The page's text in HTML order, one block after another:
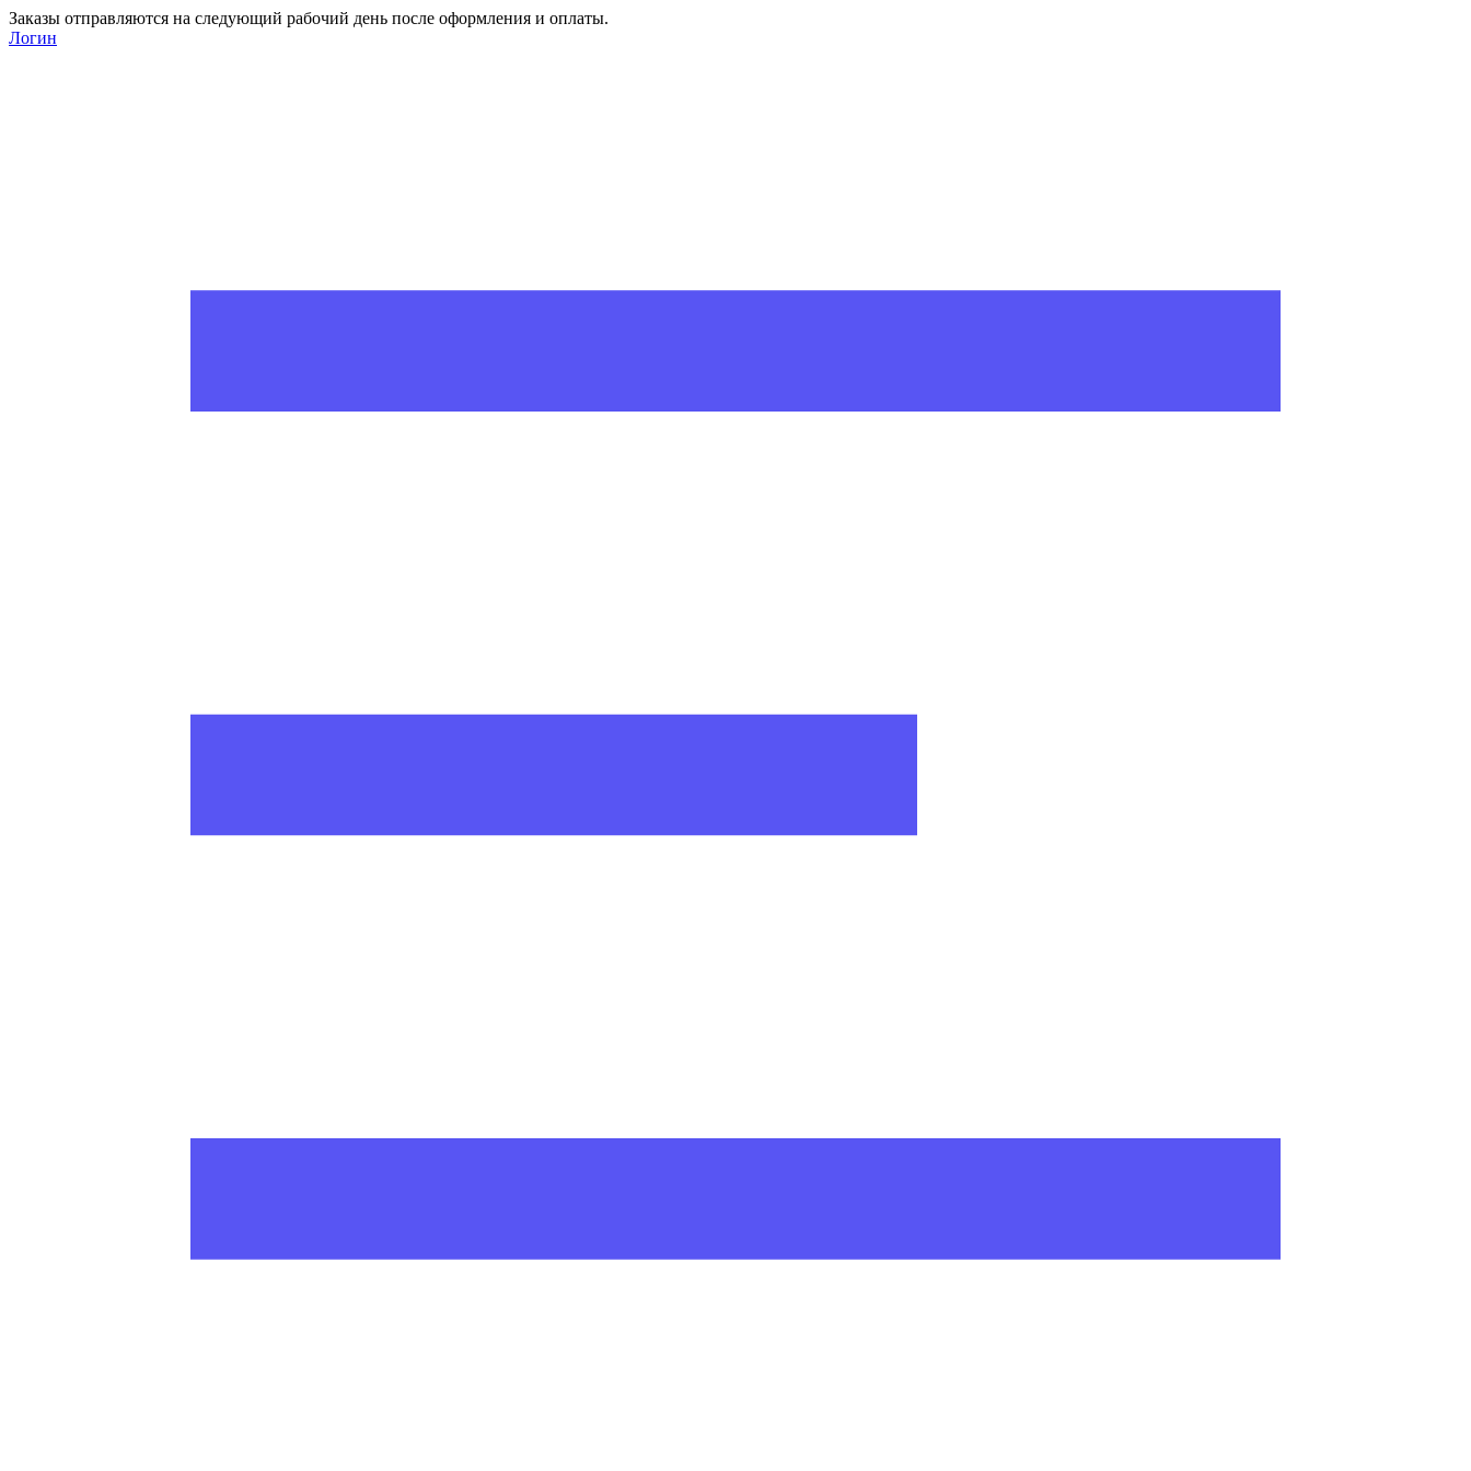
Заказы отправляются на следующий рабочий день после оформления и оплаты.
Логин